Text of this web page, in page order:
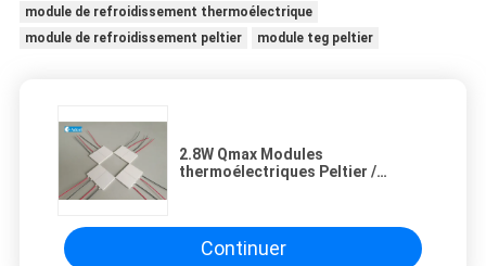
module de refroidissement thermoélectrique
module de refroidissement peltier
module teg peltier
2.8W Qmax Modules
thermoélectriques Peltier /
Continuer